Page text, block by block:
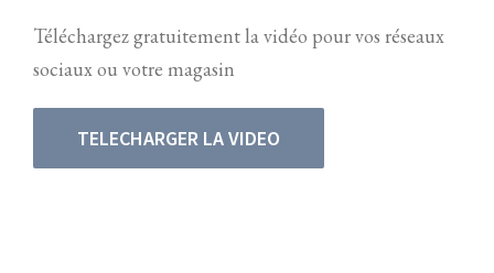
Téléchargez gratuitement la vidéo pour vos réseaux
sociaux ou votre magasin
TELECHARGER LA VIDEO